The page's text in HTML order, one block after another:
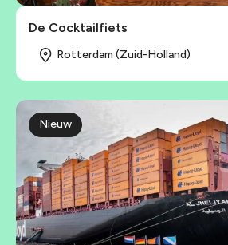
De Cocktailfiets
Rotterdam (Zuid-Holland)
Nieuw